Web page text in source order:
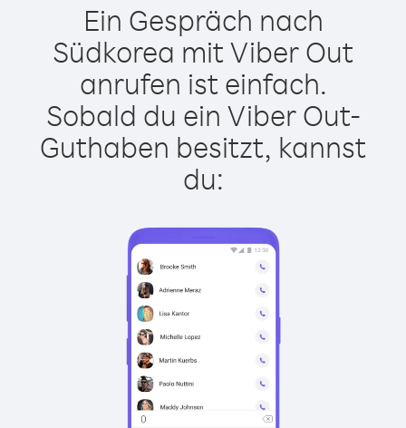
Ein Gespräch nach
Südkorea mit Viber Out
anrufen ist einfach.
Sobald du ein Viber Out-
Guthaben besitzt, kannst
du: